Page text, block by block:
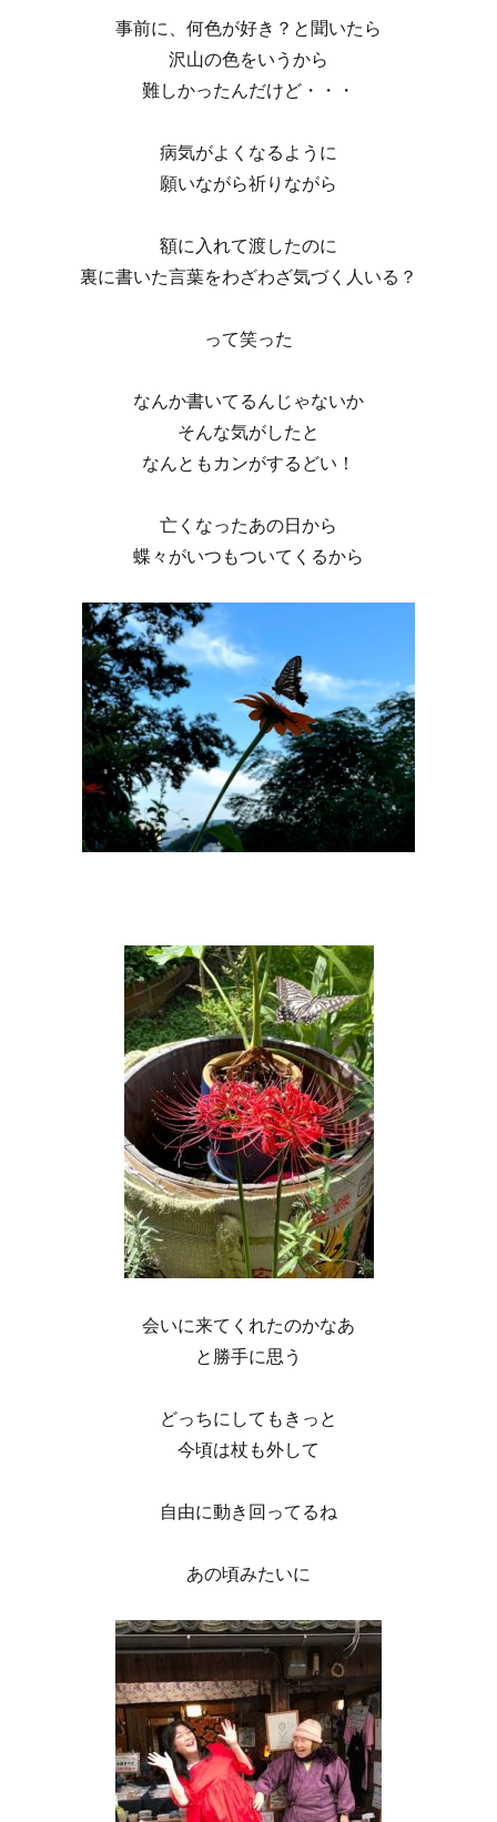
事前に、何色が好き？と聞いたら
沢山の色をいうから
難しかったんだけど・・・
病気がよくなるように
願いながら祈りながら
額に入れて渡したのに
裏に書いた言葉をわざわざ気づく人いる？
って笑った
なんか書いてるんじゃないか
そんな気がしたと
なんともカンがするどい！
亡くなったあの日から
蝶々がいつもついてくるから
会いに来てくれたのかなあ
と勝手に思う
どっちにしてもきっと
今頃は杖も外して
自由に動き回ってるね
あの頃みたいに